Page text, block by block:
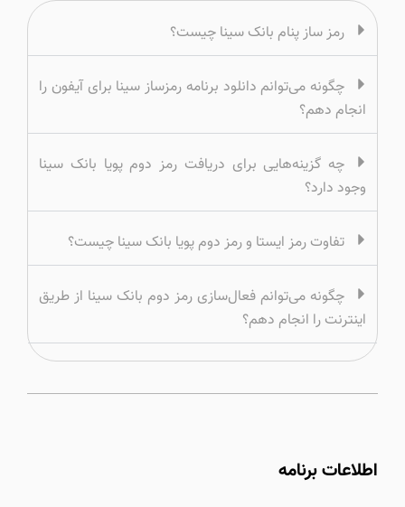
رمز ساز پنام بانک سینا چیست؟
چگونه می‌توانم دانلود برنامه رمزساز سینا برای آیفون را
انجام دهم؟
چه گزینه‌هایی برای دریافت رمز دوم پویا بانک سینا
وجود دارد؟
تفاوت رمز ایستا و رمز دوم پویا بانک سینا چیست؟
چگونه می‌توانم فعال‌سازی رمز دوم بانک سینا از طریق
اینترنت را انجام دهم؟
اطلاعات برنامه